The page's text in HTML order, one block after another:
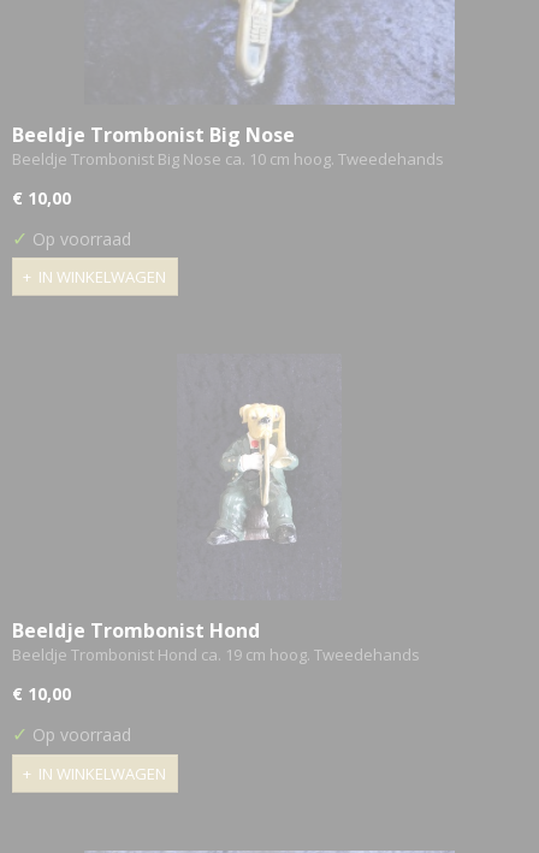
Beeldje Trombonist Big Nose
Beeldje Trombonist Big Nose ca. 10 cm hoog. Tweedehands
€ 10,00
✓ Op voorraad
IN WINKELWAGEN
Beeldje Trombonist Hond
Beeldje Trombonist Hond ca. 19 cm hoog. Tweedehands
€ 10,00
✓ Op voorraad
IN WINKELWAGEN